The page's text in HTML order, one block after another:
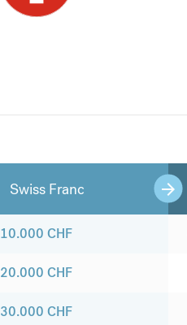
Swiss Franc
10.000 CHF
20.000 CHF
30.000 CHF